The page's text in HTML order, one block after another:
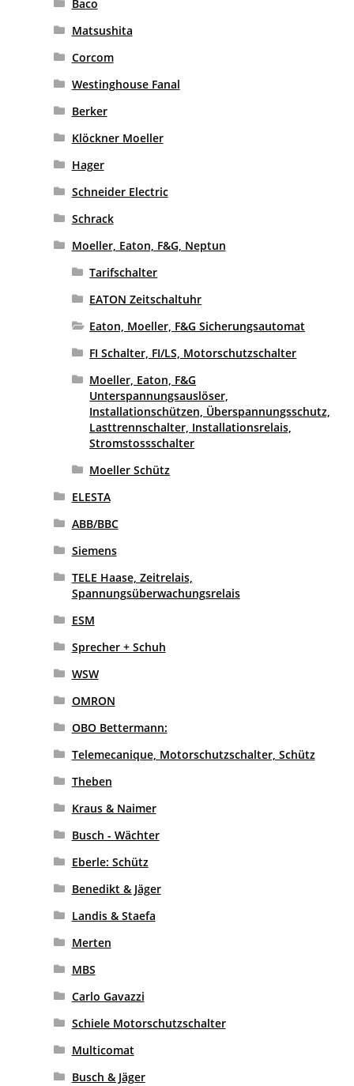
Baco
Matsushita
Corcom
Westinghouse Fanal
Berker
Klöckner Moeller
Hager
Schneider Electric
Schrack
Moeller, Eaton, F&G, Neptun
Tarifschalter
EATON Zeitschaltuhr
Eaton, Moeller, F&G Sicherungsautomat
FI Schalter, FI/LS, Motorschutzschalter
Moeller, Eaton, F&G
Unterspannungsauslöser,
Installationschützen, Überspannungsschutz,
Lasttrennschalter, Installationsrelais,
Stromstossschalter
Moeller Schütz
ELESTA
ABB/BBC
Siemens
TELE Haase, Zeitrelais,
Spannungsüberwachungsrelais
ESM
Sprecher + Schuh
WSW
OMRON
OBO Bettermann:
Telemecanique, Motorschutzschalter, Schütz
Theben
Kraus & Naimer
Busch - Wächter
Eberle: Schütz
Benedikt & Jäger
Landis & Staefa
Merten
MBS
Carlo Gavazzi
Schiele Motorschutzschalter
Multicomat
Busch & Jäger